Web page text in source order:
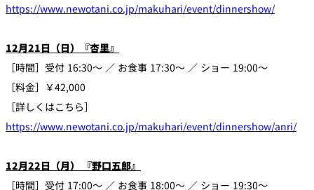
https://www.newotani.co.jp/makuhari/event/dinnershow/
12月21日（日）『杏里』
［時間］受付 16:30～ ／ お食事 17:30～ ／ ショー 19:00～
［料金］￥42,000
［詳しくはこちら］
https://www.newotani.co.jp/makuhari/event/dinnershow/anri/
12月22日（月） 『野口五郎』
［時間］受付 17:00～ ／ お食事 18:00～ ／ ショー 19:30～